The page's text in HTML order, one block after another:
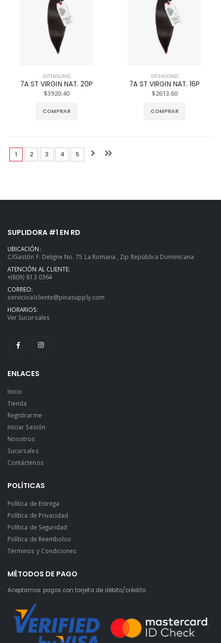
EXTENSIONES
7A ST VIRGIN NAT. 20P
$3920.40
COMPRAR
EXTENSIONES
7A ST VIRGIN NAT. 16P
$2613.60
COMPRAR
1(current)
2(current)
3(current)
4(current)
5 (current)
SUPLIDORA #1 EN RD
UBICACIÓN:
C/Gastón F. Deligne No. 75 La Romana , Zip República Dominicana
ATENCIÓN AL CLIENTE:
+(809) 813 0364
CORREO:
servicioalcliente@pinasupply.com
HORARIOS:
Ver Sucursales
ENLACES
Inicio
Tienda
Registrarme
Iniciar Sesión
Nosotros
Sucursales
Contáctenos
POLÍTICAS
Política de Entrega
Política de Privacidad
Política de Seguridad
Política de Reembolso
Términos y Condiciones
MÉTODOS DE PAGO
Aceptamos pagos con tarjeta de débito/crédito